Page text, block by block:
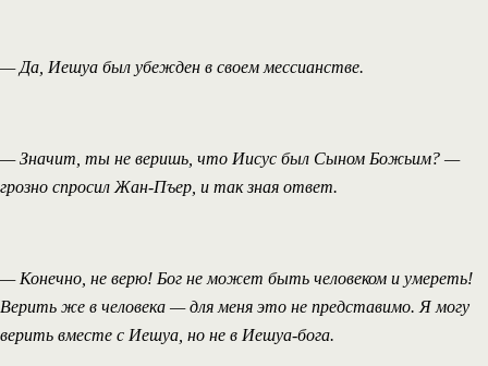
— Да, Иешуа был убежден в своем мессианстве.
— Значит, ты не веришь, что Иисус был Сыном Божьим? —
грозно спросил Жан-Пъер, и так зная ответ.
— Конечно, не верю! Бог не может быть человеком и умереть!
Верить же в человека — для меня это не представимо. Я могу
верить вместе с Иешуа, но не в Иешуа-бога.